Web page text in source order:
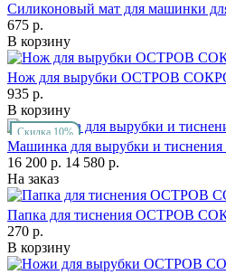
Силиконовый мат для машинки
675 р.
В корзину
Нож для вырубки ОСТРОВ
935 р.
В корзину
Скидка 10%
Машинка для вырубки и
16 200 р. 14 580 р.
На заказ
Папка для тиснения ОСТРОВ
270 р.
В корзину